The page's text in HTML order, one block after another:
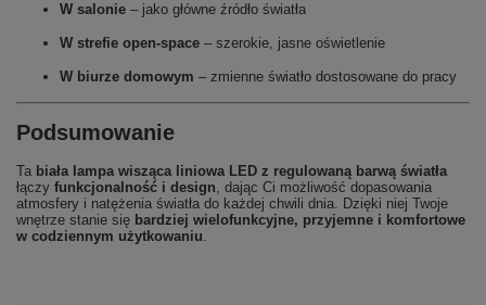
W salonie – jako główne źródło światła
W strefie open‑space – szerokie, jasne oświetlenie
W biurze domowym – zmienne światło dostosowane do pracy
Podsumowanie
Ta biała lampa wisząca liniowa LED z regulowaną barwą światła
łączy funkcjonalność i design, dając Ci możliwość dopasowania
atmosfery i natężenia światła do każdej chwili dnia. Dzięki niej Twoje
wnętrze stanie się bardziej wielofunkcyjne, przyjemne i komfortowe
w codziennym użytkowaniu.